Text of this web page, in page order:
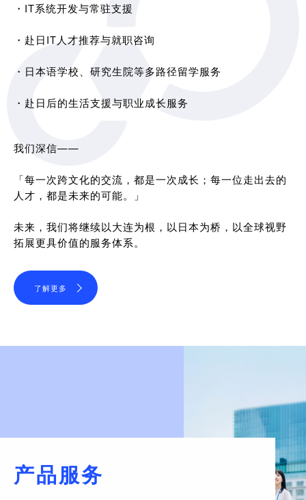
・IT系统开发与常驻支援
・赴日IT人才推荐与就职咨询
・日本语学校、研究生院等多路径留学服务
・赴日后的生活支援与职业成长服务
我们深信——
「每一次跨文化的交流，都是一次成长；每一位走出去的
人才，都是未来的可能。」
未来，我们将继续以大连为根，以日本为桥，以全球视野
拓展更具价值的服务体系。
了解更多
产品服务